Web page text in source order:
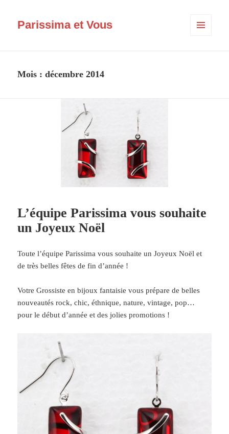
Parissima et Vous
Mois :décembre 2014
L’équipe Parissima vous souhaite
un Joyeux Noël
Toute l’équipe Parissima vous souhaite un Joyeux Noël et
de très belles fêtes de fin d’année !
Votre Grossiste en bijoux fantaisie vous prépare de belles
nouveautés rock, chic, éthnique, nature, vintage, pop…
pour le début d’année et des jolies promotions !